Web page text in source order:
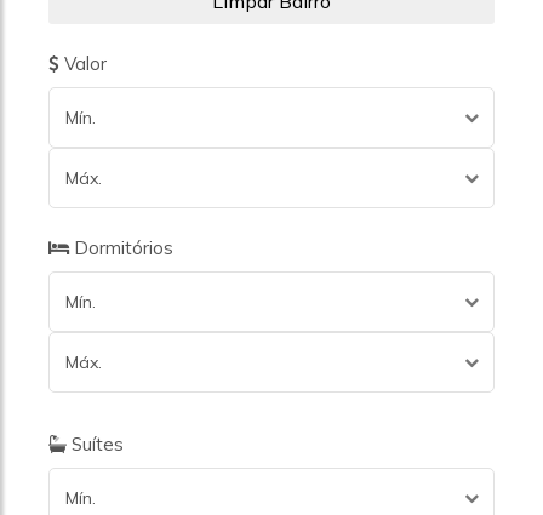
Valor
Mín.
Máx.
Dormitórios
Mín.
Máx.
Suítes
Mín.